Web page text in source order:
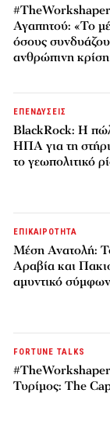
Αγαπητού: «Το
όσους
ανθρώπινη
ΕΠΕΝΔΥΣΕΙΣ
BlackRock: Η
ΗΠΑ για τη
το γεωπολιτικό
ΕΠΙΚΑΙΡΟΤΗΤΑ
Μέση Ανατολή:
Αραβία και
αμυντικό
FORTUNE TALKS
Τυρίμος: The